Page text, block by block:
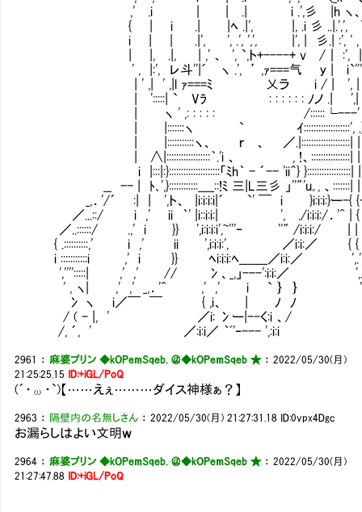
,' .i | | .| i .',彡 |h ヽ、｀ﾞ' ､
{ | i .| |ﾍ .|', |, .i 彡 ..|.',', ＼ 、
i | | .|', ', .', ',', |', | 彡.| :', ' , .',
| |, .|, | ,' 、 ', `,ト+----+ v /｜ :', | ,
' , |:', レ斗''|´ ヽ .', ’ ,ｧ===气 ｙ |
| ' ,| ' ,|l ｧ===ﾐ 乂ラ i / | ', |
| ':::::| ` Vﾗ : : : : : : ﾉノ .| ',| ', _,．' （
| ヽ ' ,: : : : : /::::::└---'
| |:::::::ヽ ` ｲ:::::::::::::::::::',
| |:::::::::::ヽ、 ｒ 、 ／
| ∧|::::::::::::::::::｀.'i 、 , !、::::::::::::::::| | ヽ
i |:::|:}:::::::::::::::::::::「ﾐh｀ - ´-- 'ii＾}
__ -- | ﾄ､',}::::::::::::____::!ﾐ 三|L三彡 」''"'u
_,．'/´ :| | ',ト、 |i:i:i:i|´ `' ￣ i }i:i:i:}ー-{ {--
／...::/ i ,' ii ｀' |i::i:i:| ', ./i:i:i:/．
／..::::::/ .,' i }} ',i:i:i:i',~'''ｰ ''" /
{ .::::::::::,' i ,' ii ',i:i:i:', ／i:i:
i :::::::::::i ,' i }} ﾍi:i:i:ﾍ_______／
','''':::::| ,' ,' // 冫、_,」---':i:i:／
' , ヽ| ,' ,' _,．'^ ,' ,' i ` ｝ ｝
冫 ヽ i／￣ ￣ { ,i、 | ﾉ ﾉ
/ ( - |, ' ／i: 冫ー|--く:i 、/
/, ´, ' ／:i:i／ ｀ﾞ'ｰ--- ',:i:i
2961 ： 麻婆プリン ◆kOPemSqeb. ＠◆kOPemSqeb ★：2022/05/30(月)
21:25:25.15
ID:+iGL/PoQ
(´・ω・`)【……えぇ………ダイス神様ぁ？】
2963 ： 隔壁内の名無しさん ：2022/05/30(月) 21:27:31.18 ID:0vpx4Dgc
お漏らしはよい文明ｗ
2964 ： 麻婆プリン ◆kOPemSqeb. ＠◆kOPemSqeb ★：2022/05/30(月)
21:27:47.88
ID:+iGL/PoQ